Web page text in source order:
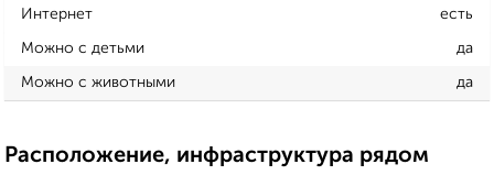
Интернет есть
Можно с детьми да
Можно с животными да
Расположение, инфраструктура рядом